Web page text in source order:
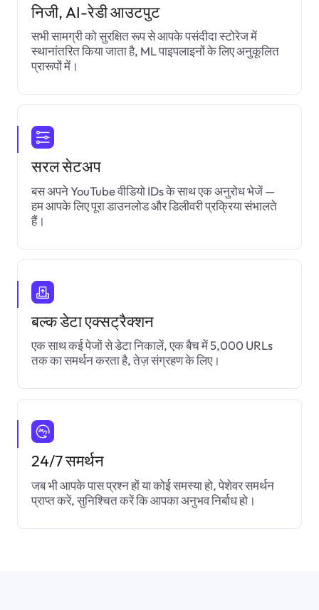
निजी, AI-रेडी आउटपुट
सभी सामग्री को सुरक्षित रूप से आपके पसंदीदा स्टोरेज में
स्थानांतरित किया जाता है, ML पाइपलाइनों के लिए अनुकूलित
प्रारूपों में।
सरल सेटअप
बस अपने YouTube वीडियो IDs के साथ एक अनुरोध भेजें —
हम आपके लिए पूरा डाउनलोड और डिलीवरी प्रक्रिया संभालते
हैं।
बल्क डेटा एक्सट्रैक्शन
एक साथ कई पेजों से डेटा निकालें, एक बैच में 5,000 URLs
तक का समर्थन करता है, तेज़ संग्रहण के लिए।
24/7 समर्थन
जब भी आपके पास प्रश्न हों या कोई समस्या हो, पेशेवर समर्थन
प्राप्त करें, सुनिश्चित करें कि आपका अनुभव निर्बाध हो।